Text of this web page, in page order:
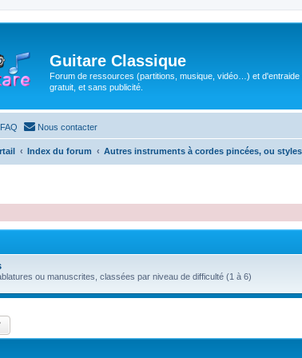
Guitare Classique
Forum de ressources (partitions, musique, vidéo…) et
gratuit, et sans publicité.
FAQ Nous contacter
Index du forum Autres instruments à cordes pincées, ou styles
ou manuscrites, classées par niveau de difficulté (1 à 6)